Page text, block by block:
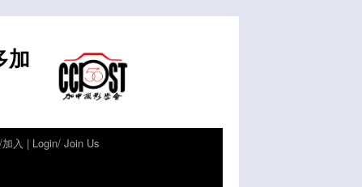
加
入 | Login/ Join Us